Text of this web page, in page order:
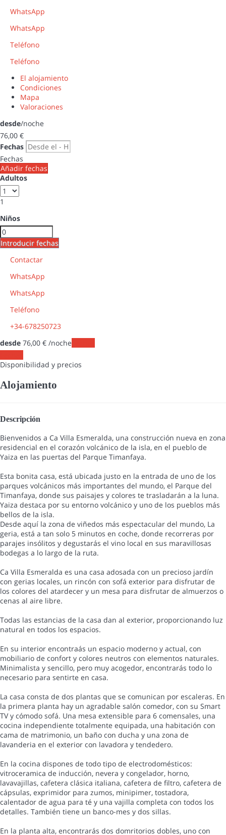
WhatsApp
WhatsApp
Teléfono
Teléfono
El alojamiento
Condiciones
Mapa
Valoraciones
desde/noche
76,00 €
Fechas
Fechas
Añadir fechas
Adultos
1
Niños
Introducir fechas
Contactar
WhatsApp
WhatsApp
Teléfono
+34-678250723
desde 76,00 € /noche
Disponibilidad y precios
Alojamiento
Descripción
Bienvenidos a Ca Villa Esmeralda, una construcción nueva en zona
residencial en el corazón volcánico de la isla, en el pueblo de
Yaiza en las puertas del Parque Timanfaya.
Esta bonita casa, está ubicada justo en la entrada de uno de los
parques volcánicos más importantes del mundo, el Parque del
Timanfaya, donde sus paisajes y colores te trasladarán a la luna.
Yaiza destaca por su entorno volcánico y uno de los pueblos más
bellos de la isla.
Desde aquí la zona de viñedos más espectacular del mundo, La
geria, está a tan solo 5 minutos en coche, donde recorreras por
parajes insólitos y degustarás el vino local en sus maravillosas
bodegas a lo largo de la ruta.
Ca Villa Esmeralda es una casa adosada con un precioso jardín
con gerias locales, un rincón con sofá exterior para disfrutar de
los colores del atardecer y un mesa para disfrutar de almuerzos o
cenas al aire libre.
Todas las estancias de la casa dan al exterior, proporcionando luz
natural en todos los espacios.
En su interior encontraás un espacio moderno y actual, con
mobiliario de confort y colores neutros con elementos naturales.
Minimalista y sencillo, pero muy acogedor, encontrarás todo lo
necesario para sentirte en casa.
La casa consta de dos plantas que se comunican por escaleras. En
la primera planta hay un agradable salón comedor, con su Smart
TV y cómodo sofá. Una mesa extensible para 6 comensales, una
cocina independiente totalmente equipada, una habitación con
cama de matrimonio, un baño con ducha y una zona de
lavanderia en el exterior con lavadora y tendedero.
En la cocina dispones de todo tipo de electrodomésticos:
vitroceramica de inducción, nevera y congelador, horno,
lavavajillas, cafetera clásica italiana, cafetera de filtro, cafetera de
cápsulas, exprimidor para zumos, minipimer, tostadora,
calentador de agua para té y una vajilla completa con todos los
detalles. También tiene un banco-mes y dos sillas.
En la planta alta, encontrarás dos domritorios dobles, uno con